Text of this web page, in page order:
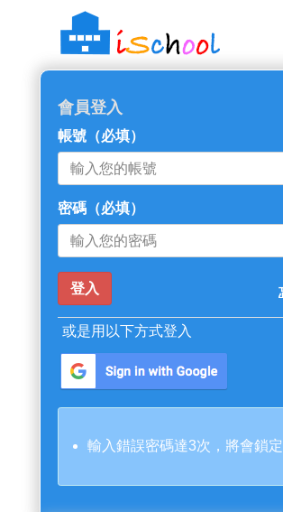
::: 跳過主導覽區塊
會員登入
帳號 （必填）
密碼 （必填）
或是用以下方式登入
輸入錯誤密碼達3次，將會鎖定